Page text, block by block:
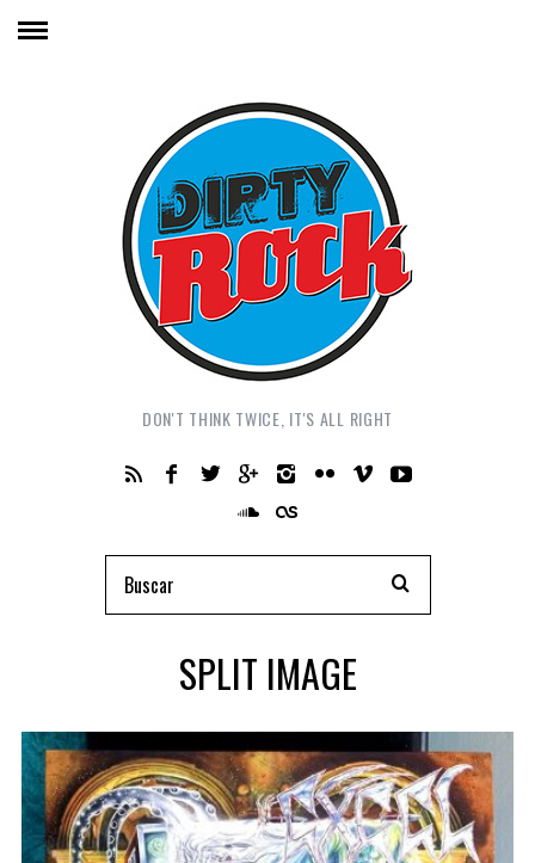
DON'T THINK TWICE, IT'S ALL RIGHT
SPLIT IMAGE